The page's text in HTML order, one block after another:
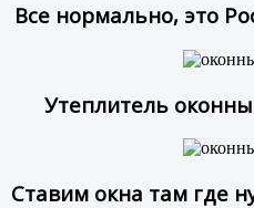
Все нормально, это
Утеплитель
Ставим окна там где